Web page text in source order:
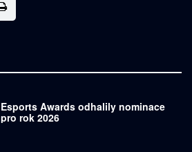
Esports Awards odhalily nominace
pro rok 2026